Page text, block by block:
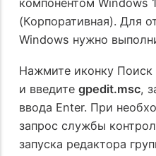
(Корпоративная). Для
Windows нужно
Нажмите иконку
и введите gpedit.msc,
ввода Enter. При
запрос службы
запуска редактора